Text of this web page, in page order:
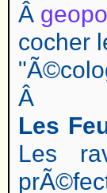
Â
cocher
Â
Les
Les